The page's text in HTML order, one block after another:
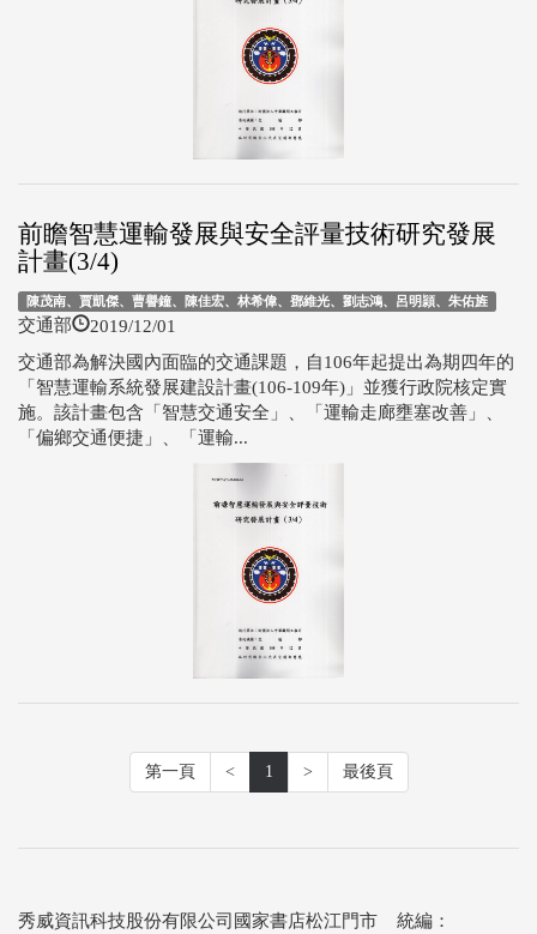
前瞻智慧運輸發展與安全評量技術研究發展
計畫(3/4)
陳茂南、賈凱傑、曹譽鐘、陳佳宏、林希偉、鄧維光、劉志鴻、呂明頴、朱佑旌
交通部 2019/12/01
交通部為解決國內面臨的交通課題，自106年起提出為期四年的
「智慧運輸系統發展建設計畫(106-109年)」並獲行政院核定實
施。該計畫包含「智慧交通安全」、「運輸走廊壅塞改善」、
「偏鄉交通便捷」、「運輸...
第一頁 < 1 > 最後頁
秀威資訊科技股份有限公司國家書店松江門市 統編：